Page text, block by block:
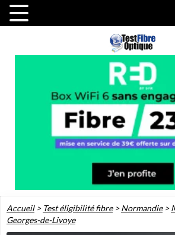
Accueil> Test éligibilité fibre>Normandie>
Georges-de-Livoye